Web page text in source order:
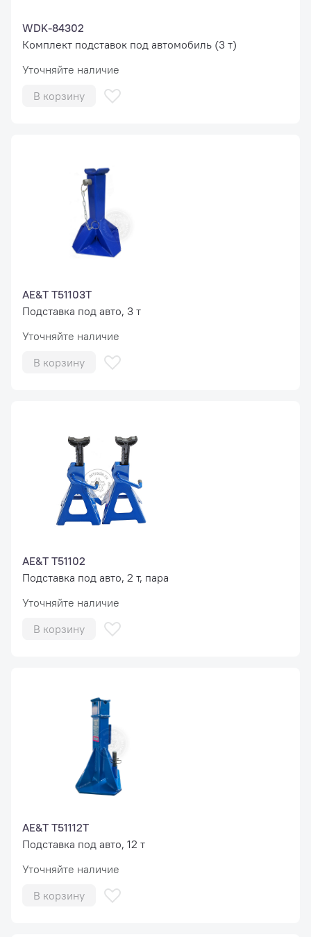
WDK-84302
Комплект подставок под автомобиль (3 т)
Уточняйте наличие
В корзину
AE&T T51103T
Подставка под авто, 3 т
Уточняйте наличие
В корзину
AE&T T51102
Подставка под авто, 2 т, пара
Уточняйте наличие
В корзину
AE&T T51112T
Подставка под авто, 12 т
Уточняйте наличие
В корзину